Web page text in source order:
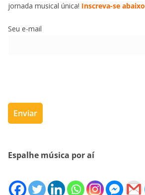
jornada musical única! Inscreva-se abaixo
Seu e-mail
Espalhe música por aí